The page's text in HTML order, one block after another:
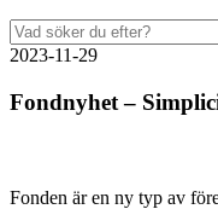
Sök
efter:
2023-11-29
Fondnyhet –
Fonden är en ny typ av